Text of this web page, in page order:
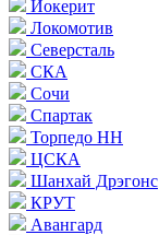
Йокерит
Локомотив
Северсталь
СКА
Сочи
Спартак
Торпедо НН
ЦСКА
Шанхай Дрэгонс
КРУТ
Авангард